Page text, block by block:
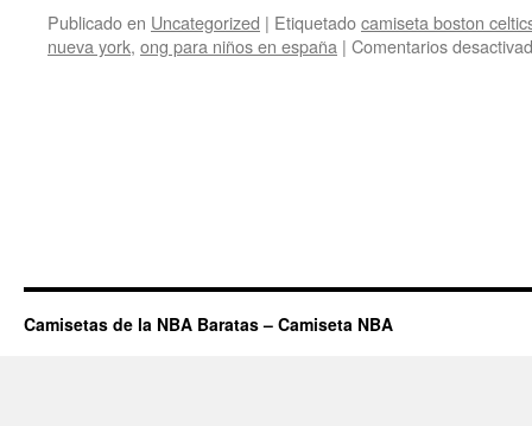
Publicado en Uncategorized | Etiquetadocamiseta boston
nueva york, ong para niños en españa | Comentarios
Camisetas de la NBA Baratas – Camiseta NBA